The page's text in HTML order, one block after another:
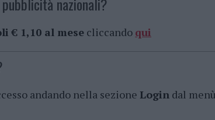
nazionali?
€ 1,10 al mese cliccando qui
andando nella sezione Login dal